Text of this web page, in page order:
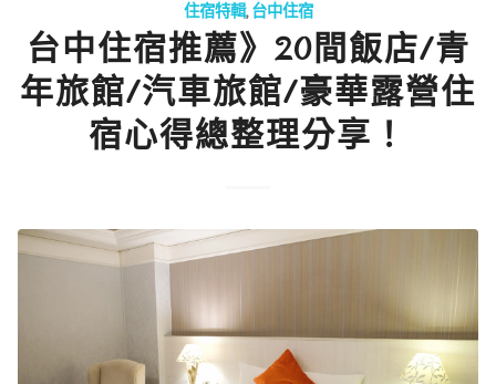
住宿特輯,台中住宿
台中住宿推薦》20間飯店/青
年旅館/汽車旅館/豪華露營住
宿心得總整理分享！